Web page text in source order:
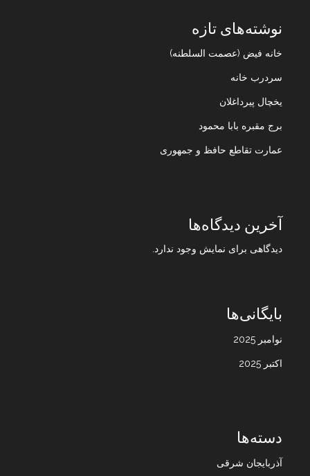
نوشته‌های تازه
خانه فیض (عصمت السلطنه)
سردرب خانه
یخچال پیرداغلان
برج مقبره بابا محمود
عمارت تقاطع حافظ و جمهوری
آخرین دیدگاه‌ها
دیدگاهی برای نمایش وجود ندارد.
بایگانی‌ها
نوامبر 2025
اکتبر 2025
دسته‌ها
آذربایجان شرقی